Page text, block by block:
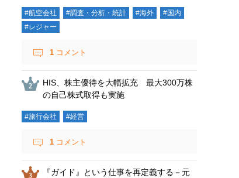
#航空会社 #調査・分析・統計 #海外
#国内
#レジャー
1 コメント
HIS、株主優待を大幅拡充 最大300万株
の自己株式取得も実施
#旅行会社 #経営
1 コメント
『ガイド』という仕事を再定義する－元